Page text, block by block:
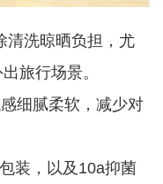
清洗晾晒负担，尤
旅行场景。
细腻柔软，减少对
装，以及10a抑菌